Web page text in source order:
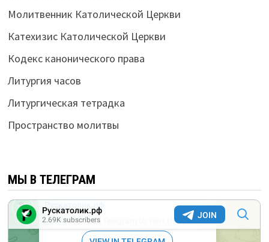
Молитвенник Католической Церкви
Катехизис Католической Церкви
Кодекс канонического права
Литургия часов
Литургическая тетрадка
Пространство молитвы
МЫ В ТЕЛЕГРАМ